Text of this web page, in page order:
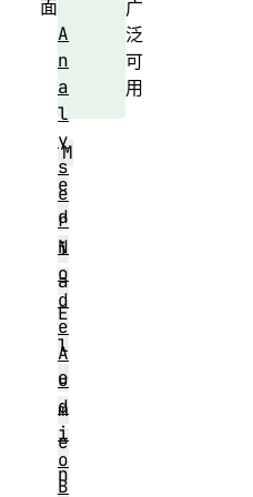
广
泛
可
用
M
e
d
i
a
E
l
e
m
e
n
面
A
n
a
l
y
s
e
r
N
o
d
e
A
u
d
i
o
B